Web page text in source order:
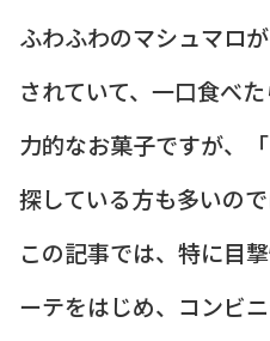
ふわふわのマシュマロ
されていて、一口食べ
力的なお菓子ですが、
探している方も多いの
この記事では、特に目
ーテをはじめ、コンビ